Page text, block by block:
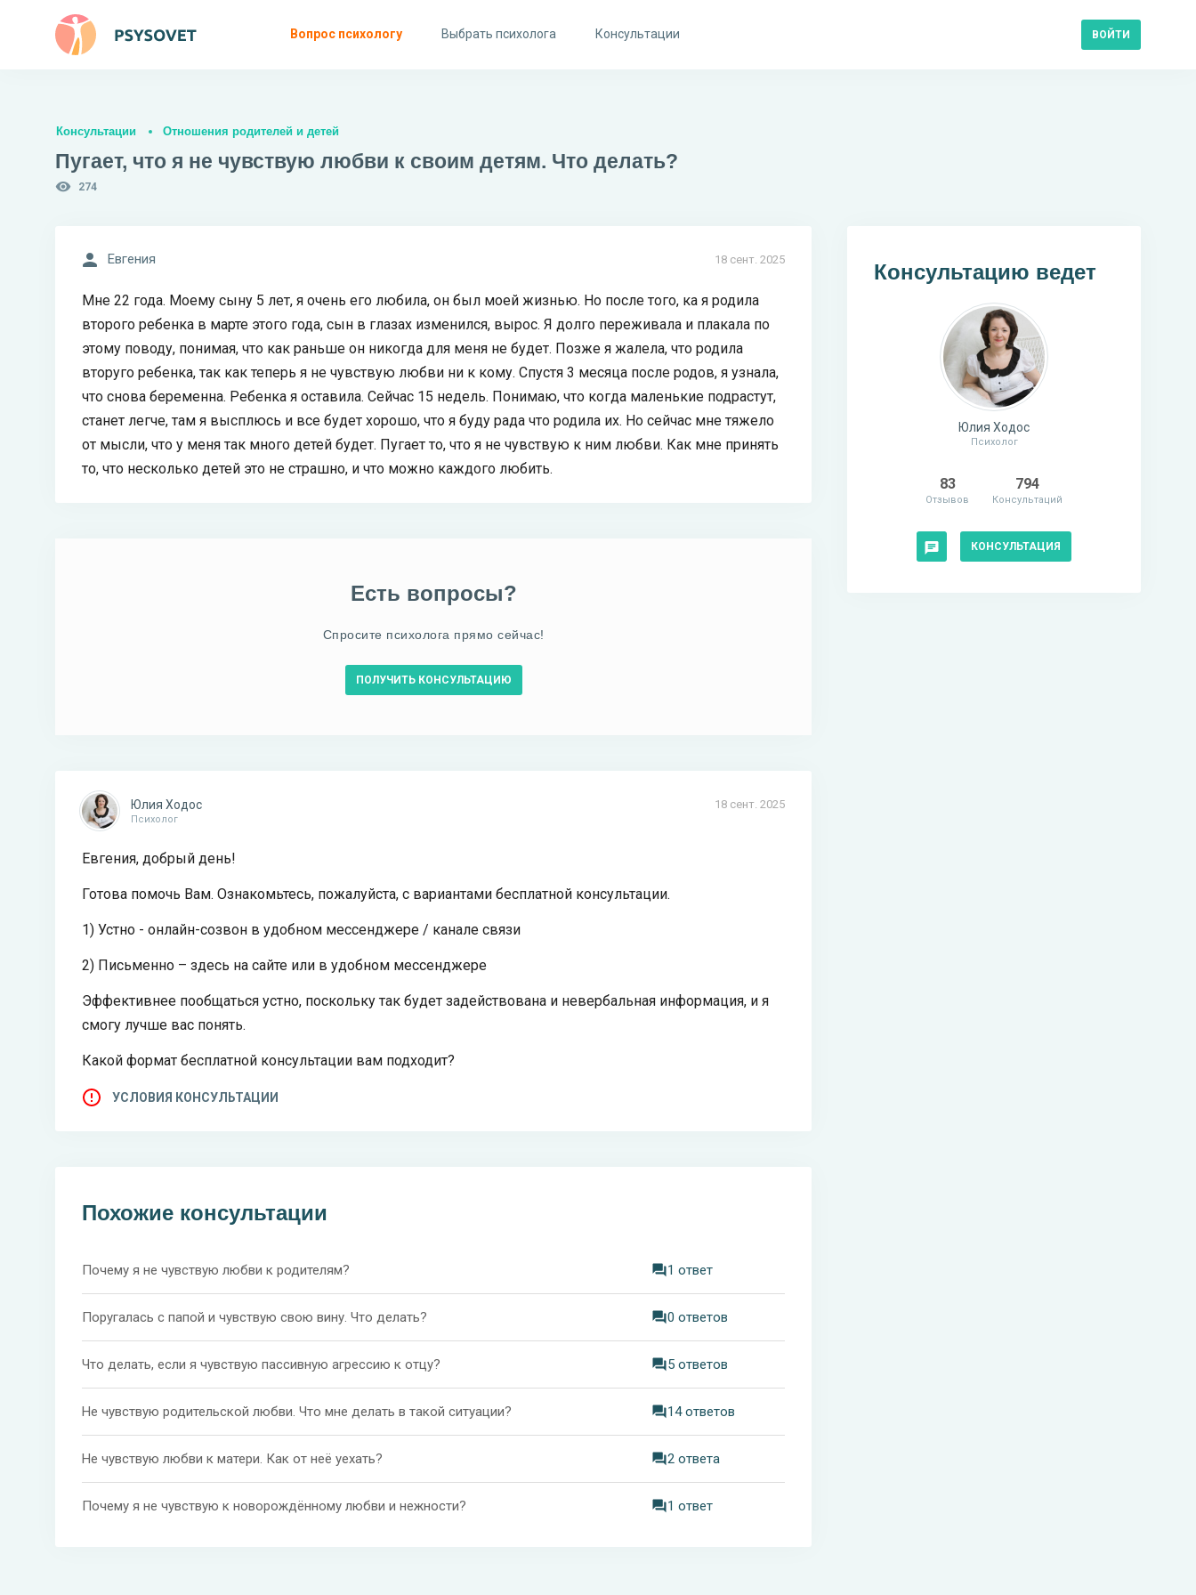
Вопрос психологу Выбрать психолога Консультации ВОЙТИ
Консультации Отношения родителей и детей
Пугает, что я не чувствую любви к своим детям. Что делать?
274
18 сент. 2025
Евгения
Мне 22 года. Моему сыну 5 лет, я очень его любила, он был моей жизнью. Но после того, ка я родила
второго ребенка в марте этого года, сын в глазах изменился, вырос. Я долго переживала и плакала по
этому поводу, понимая, что как раньше он никогда для меня не будет. Позже я жалела, что родила
вторуго ребенка, так как теперь я не чувствую любви ни к кому. Спустя 3 месяца после родов, я узнала,
что снова беременна. Ребенка я оставила. Сейчас 15 недель. Понимаю, что когда маленькие подрастут,
станет легче, там я высплюсь и все будет хорошо, что я буду рада что родила их. Но сейчас мне тяжело
от мысли, что у меня так много детей будет. Пугает то, что я не чувствую к ним любви. Как мне принять
то, что несколько детей это не страшно, и что можно каждого любить.
Есть вопросы?
Спросите психолога прямо сейчас!
ПОЛУЧИТЬ КОНСУЛЬТАЦИЮ
18 сент. 2025
Юлия Ходос
Психолог
Евгения, добрый день!
Готова помочь Вам. Ознакомьтесь, пожалуйста, с вариантами бесплатной консультации.
1) Устно - онлайн-созвон в удобном мессенджере / канале связи
2) Письменно – здесь на сайте или в удобном мессенджере
Эффективнее пообщаться устно, поскольку так будет задействована и невербальная информация, и я
смогу лучше вас понять.
Какой формат бесплатной консультации вам подходит?
УСЛОВИЯ КОНСУЛЬТАЦИИ
Похожие консультации
Почему я не чувствую любви к родителям? 1 ответ
Поругалась с папой и чувствую свою вину. Что делать? 0 ответов
Что делать, если я чувствую пассивную агрессию к отцу? 5 ответов
Не чувствую родительской любви. Что мне делать в такой ситуации? 14 ответов
Не чувствую любви к матери. Как от неё уехать? 2 ответа
Почему я не чувствую к новорождённому любви и нежности? 1 ответ
Консультацию ведет
Юлия Ходос
Психолог
83
Отзывов
794
Консультаций
КОНСУЛЬТАЦИЯ